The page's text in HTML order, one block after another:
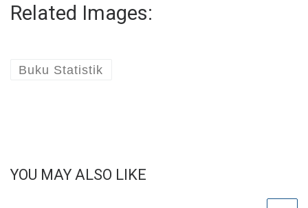
Related Images:
Buku Statistik
YOU MAY ALSO LIKE